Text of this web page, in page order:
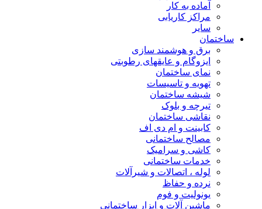
آماده به کار
مراکز کاریابی
سایر
ساختمان
برق و هوشمند سازی
ایزوگام و عایقهای رطوبتی
نمای ساختمان
تهویه و تاسیسات
شیشه ساختمان
تیرچه و بلوک
نقاشی ساختمان
کابینت و ام دی اف
مصالح ساختمانی
کاشی و سرامیک
خدمات ساختمانی
لوله ، اتصالات و شیرآلات
نرده و حفاظ
یونولیت و فوم
ماشین آلات و ابزار ساختمانی